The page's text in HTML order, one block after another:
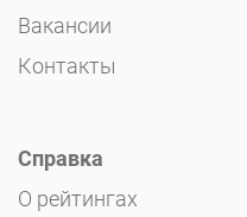
Вакансии
Контакты
Справка
О рейтингах